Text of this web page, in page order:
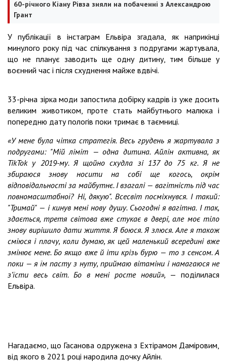
60-річного Кіану Рівза зняли на побаченні з Александрою
Грант
У публікації в інстаграм Ельвіра згадала, як наприкінці
минулого року під час спілкування з подругами жартувала,
що не планує заводить ще одну дитину, тим більше у
воєнний час і після схуднення майже вдвічі.
33-річна зірка моди запостила добірку кадрів із уже досить
великим животиком, проте стать майбутнього малюка і
попередню дату пологів поки тримає в таємниці.
«У мене була чітка стратегія. Весь грудень я жартувала з
подругами: "Мій ліміт — одна дитина. Айлін активна, як
TikTok у 2019-му. Я щойно схудла зі 137 до 75 кг. Я не
збираюся знову носити на собі ще когось, окрім
відповідальності за майбутнє. І взагалі — вагітність під час
повномасштабної? Ні, дякую". Всесвіт посміхнувся. І такий:
"Тримай" — і кинув мені нову душу. Сьогодні я вагітна. І так,
здається, третя світова вже стукає в двері, але моє тіло
знову вирішило дати життя. Я боюся. Я злюся. Але я також
сміюся і плачу, коли думаю, як цей маленький всередині вже
змінює мене. Бо якщо вже й іти крізь бурю — то з сенсом. А
поки — я їм пасту з нуту, приймаю вітаміни і намагаюся не
з’їсти весь світ. Бо в мені росте новий», — поділилася
Ельвіра.
Нагадаємо, що Гасанова одружена з Ехтірамом Даміровим,
від якого в 2021 році народила дочку Айлін.